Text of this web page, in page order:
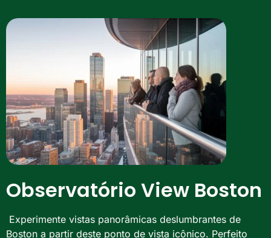
Observatório View Boston
Experimente vistas panorâmicas deslumbrantes de
Boston a partir deste ponto de vista icônico. Perfeito